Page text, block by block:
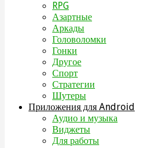
RPG
Азартные
Аркады
Головоломки
Гонки
Другое
Спорт
Стратегии
Шутеры
Приложения для Android
Аудио и музыка
Виджеты
Для работы